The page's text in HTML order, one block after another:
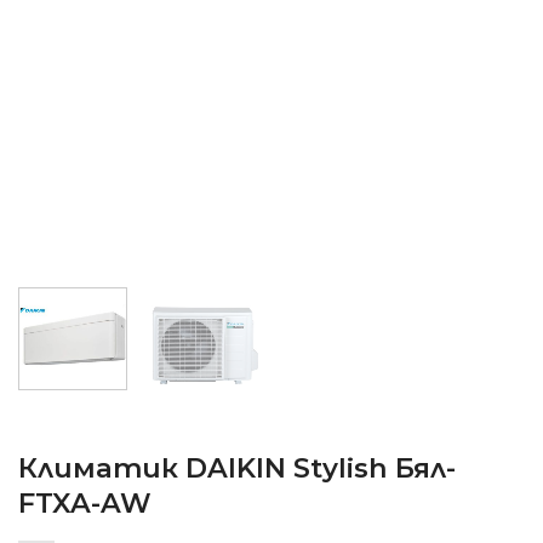
Климатик DAIKIN Stylish Бял-
FTXA-AW